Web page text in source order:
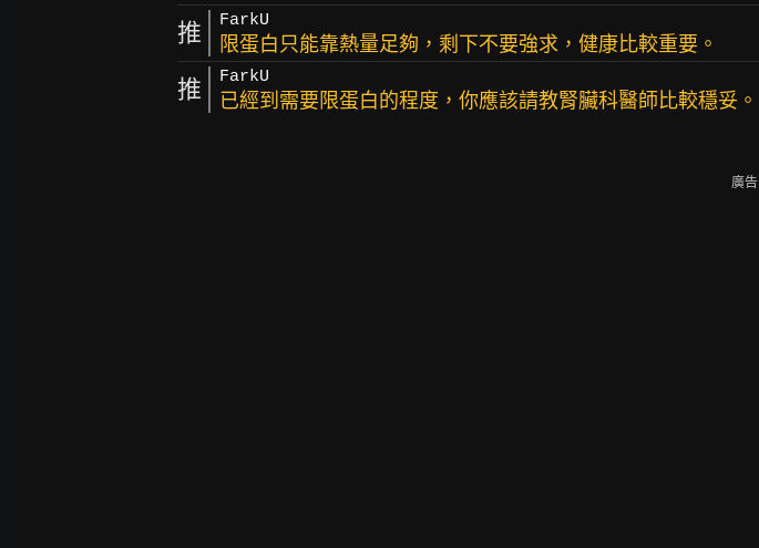
推 FarkU
限蛋白只能靠熱量足夠，剩下不要強求，健康比較重要。
推 FarkU
已經到需要限蛋白的程度，你應該請教腎臟科醫師比較穩妥。
廣告